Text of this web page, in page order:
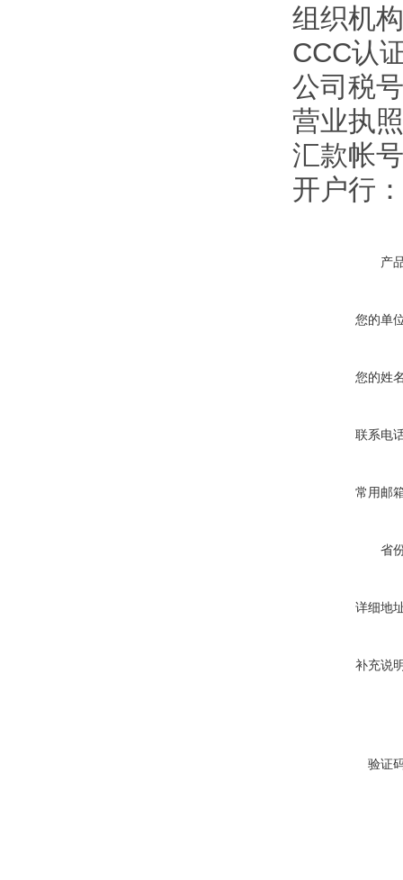
组织机
CCC认
公司税
营业执
汇款帐
开户行
产
您的单
您的姓
联系电
常用邮
省
详细地
补充说
验证